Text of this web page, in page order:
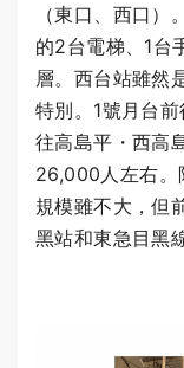
（東口、西口
的2台電梯、1台
層。西台站雖然
特別。1號月台
往高島平・西高
26,000人左右。
規模雖不大，但
黑站和東急目黑